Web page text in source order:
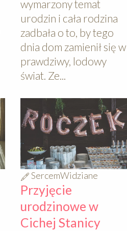
wymarzony temat
urodzin i cała rodzina
zadbała o to, by tego
dnia dom zamienił się w
prawdziwy, lodowy
świat. Ze...
640
SercemWidziane
Przyjęcie
urodzinowe w
Cichej Stanicy